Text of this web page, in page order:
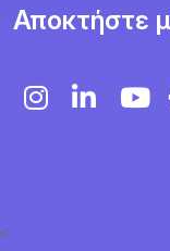
Αποκτήστε
<